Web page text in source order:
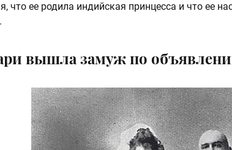
что ее родила индийская принцесса и что ее
вышла замуж по